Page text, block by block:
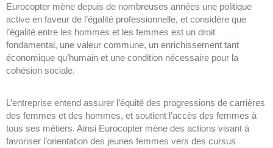
Eurocopter mène depuis de nombreuses années une politique
active en faveur de l’égalité professionnelle, et considère que
l’égalité entre les hommes et les femmes est un droit
fondamental, une valeur commune, un enrichissement tant
économique qu’humain et une condition nécessaire pour la
cohésion sociale.
L’entreprise entend assurer l’équité des progressions de carrières
des femmes et des hommes, et soutient l’accès des femmes à
tous ses métiers. Ainsi Eurocopter mène des actions visant à
favoriser l’orientation des jeunes femmes vers des cursus